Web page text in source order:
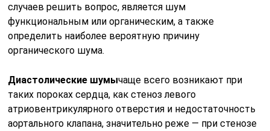
случаев ре­шить вопрос, является шум
функциональным или органическим, а также
определить наиболее вероятную причину
органического шума.
Диастолические шумычаще всего возникают при
таких пороках сердца, как стеноз левого
атриовентрикулярного отверстия и недоста­точность
аортального клапана, значительно реже — при стенозе